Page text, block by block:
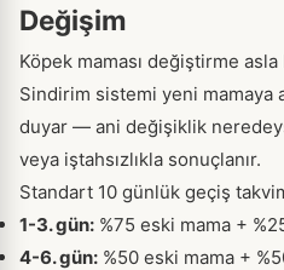
Değişim
Köpek maması değiştirme asla
Sindirim sistemi yeni mamaya
duyar — ani değişiklik
veya iştahsızlıkla sonuçlanır.
Standart 10 günlük geçiş
1-3. gün: %75 eski mama +
4-6. gün: %50 eski mama +